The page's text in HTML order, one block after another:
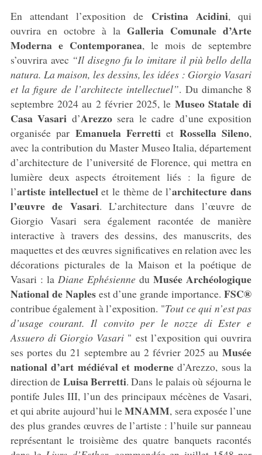
En attendant l’exposition de Cristina Acidini, qui
ouvrira en octobre à laGalleria Comunale d’Arte
Moderna e Contemporanea, le mois de septembre
s’ouvrira avec “Il disegno fu lo imitare il più bello della
natura. La maison, les dessins, les idées : Giorgio Vasari
et la figure de l’architecte intellectuel”. Du dimanche 8
septembre 2024 au 2 février 2025, le Museo Statale di
Casa Vasari d’Arezzosera le cadre d’une exposition
organisée par Emanuela Ferretti et Rossella Sileno,
avec la contribution du Master Museo Italia, département
d’architecture de l’université de Florence, qui mettra en
lumière deux aspects étroitement liés : la figure de
l’artiste intellectuel et le thème de l’architecture dans
l’œuvre de Vasari. L’architecture dans l’œuvre de
Giorgio Vasari sera également racontée de manière
interactive à travers des dessins, des manuscrits, des
maquettes et des œuvres significatives en relation avec les
décorations picturales de la Maison et la poétique de
Vasari : la Diane Ephésienne duMusée Archéologique
National de Naplesest d’une grande importance.FSC®
contribue également à l’exposition. "Tout ce qui n’est pas
d’usage courant. Il convito per le nozze di Ester e
Assuero di Giorgio Vasari " est l’exposition qui ouvrira
ses portes du 21 septembre au 2 février 2025 auMusée
national d’art médiéval et moderned’Arezzo, sous la
direction de Luisa Berretti. Dans le palais où séjourna le
pontife Jules III, l’un des principaux mécènes de Vasari,
et qui abrite aujourd’hui leMNAMM, sera exposée l’une
des plus grandes œuvres de l’artiste : l’huile sur panneau
représentant le troisième des quatre banquets racontés